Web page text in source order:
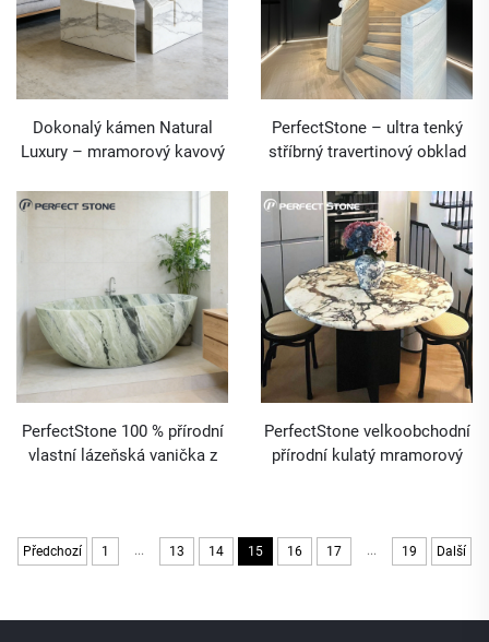
Dokonalý kámen Natural
Luxury – mramorový kavový
obývací pokoj
PerfectStone – ultra tenký
stříbrný travertinový obklad
v hotelích a vily
PerfectStone 100 % přírodní
vlastní lázeňská vanička z
PerfectStone velkoobchodní
přírodní kulatý mramorový
Předchozí 1 ... 13 14 15 16 17 ... 19 Další